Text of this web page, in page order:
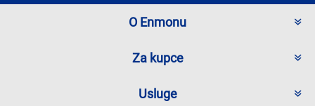
O Enmonu
Za kupce
Usluge